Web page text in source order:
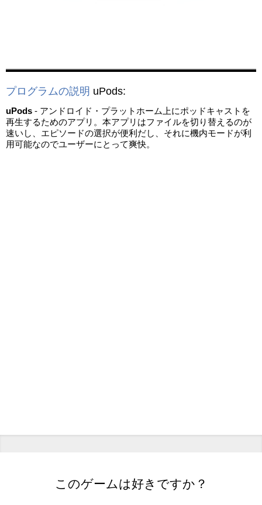
プログラムの説明 uPods:
uPods - アンドロイド・プラットホーム上にポッドキャストを
再生するためのアプリ。本アプリはファイルを切り替えるのが
速いし、エピソードの選択が便利だし、それに機内モードが利
用可能なのでユーザーにとって爽快。
このゲームは好きですか？